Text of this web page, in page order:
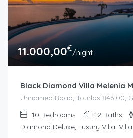
11.000,00€/night
Black Diamond Villa Melenia
Unnamed Road, Tourlos 846 00,
10 Bedrooms 12 Baths
Diamond Deluxe, Luxury Villa, Villa